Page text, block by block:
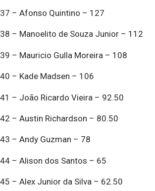
37 – Afonso Quintino – 127
38 – Manoelito de Souza Junior – 112
39 – Mauricio Gulla Moreira – 108
40 – Kade Madsen – 106
41 – João Ricardo Vieira – 92.50
42 – Austin Richardson – 80.50
43 – Andy Guzman – 78
44 – Alison dos Santos – 65
45 – Alex Junior da Silva – 62.50